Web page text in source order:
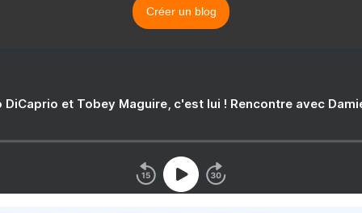
Créer un blog
DiCaprio et Tobey Maguire, c'est lui ! Rencontre avec